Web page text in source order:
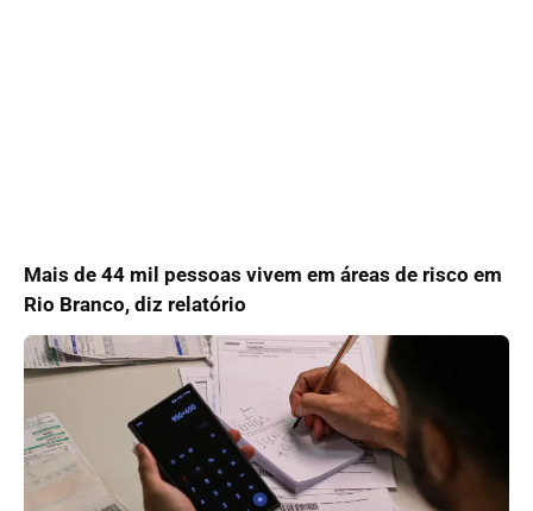
Mais de 44 mil pessoas vivem em áreas de risco em
Rio Branco, diz relatório